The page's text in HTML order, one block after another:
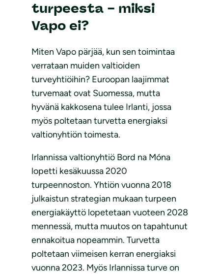
turpeesta – miksi
Vapo ei?
Miten Vapo pärjää, kun sen toimintaa
verrataan muiden valtioiden
turveyhtiöihin? Euroopan laajimmat
turvemaat ovat Suomessa, mutta
hyvänä kakkosena tulee Irlanti, jossa
myös poltetaan turvetta energiaksi
valtionyhtiön toimesta.
Irlannissa valtionyhtiö Bord na Móna
lopetti kesäkuussa 2020
turpeennoston. Yhtiön vuonna 2018
julkaistun strategian mukaan turpeen
energiakäyttö lopetetaan vuoteen 2028
mennessä, mutta muutos on tapahtunut
ennakoitua nopeammin. Turvetta
poltetaan viimeisen kerran energiaksi
vuonna 2023. Myös Irlannissa turve on